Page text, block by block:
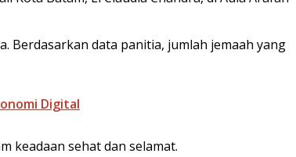
Berdasarkan data panitia, jumlah jemaah yang
Digital
keadaan sehat dan selamat.